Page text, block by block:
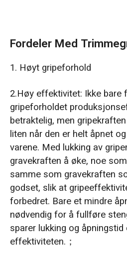
Fordeler Med
1. Høyt gripeforhold
2.Høy effektivitet: Ikke bare
gripeforholdet
betraktelig, men
liten når den er helt åpnet
varene. Med lukking av
gravekraften å øke, noe
samme som gravekraften
godset, slik at
forbedret. Bare et mindre
nødvendig for å fullføre
sparer lukking og
effektiviteten.；